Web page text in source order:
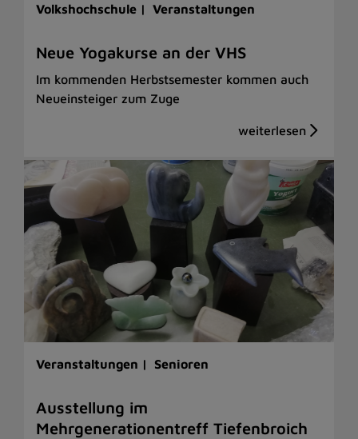
Volkshochschule | Veranstaltungen
Neue Yogakurse an der VHS
Im kommenden Herbstsemester kommen auch
Neueinsteiger zum Zuge
Veranstaltungen | Senioren
Ausstellung im
Mehrgenerationentreff Tiefenbroich